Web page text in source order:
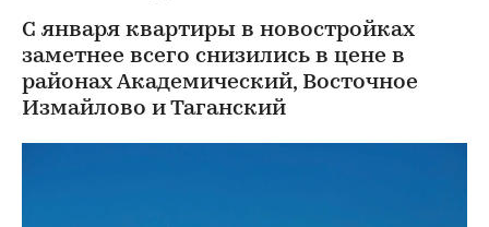
С января квартиры в новостройках
заметнее всего снизились в цене в
районах Академический, Восточное
Измайлово и Таганский